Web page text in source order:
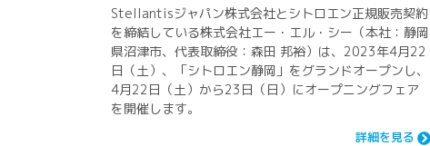
Stellantisジャパン株式会社とシトロエン正規販売契約
を締結している株式会社エー・エル・シー（本社：静岡
県沼津市、代表取締役：森田 邦裕）は、2023年4⽉22
⽇（土）、「シトロエン静岡」をグランドオープンし、
4月22日（土）から23日（日）にオープニングフェア
を開催します。
詳細を見る